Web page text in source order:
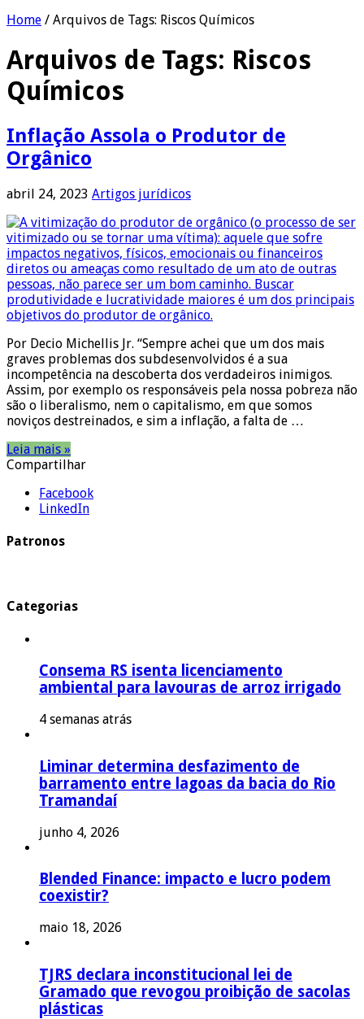
Home / Arquivos de Tags: Riscos Químicos
Arquivos de Tags: Riscos
Químicos
Inflação Assola o Produtor de
Orgânico
abril 24, 2023 Artigos jurídicos
Por Decio Michellis Jr. “Sempre achei que um dos mais
graves problemas dos subdesenvolvidos é a sua
incompetência na descoberta dos verdadeiros inimigos.
Assim, por exemplo os responsáveis pela nossa pobreza não
são o liberalismo, nem o capitalismo, em que somos
noviços destreinados, e sim a inflação, a falta de …
Leia mais »
Compartilhar
Facebook
LinkedIn
Patronos
Categorias
Consema RS isenta licenciamento
ambiental para lavouras de arroz irrigado
4 semanas atrás
Liminar determina desfazimento de
barramento entre lagoas da bacia do Rio
Tramandaí
junho 4, 2026
Blended Finance: impacto e lucro podem
coexistir?
maio 18, 2026
TJRS declara inconstitucional lei de
Gramado que revogou proibição de sacolas
plásticas